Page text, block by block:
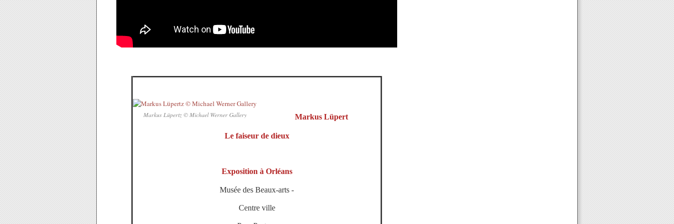
Markus Lüpertz © Michael Werner Gallery Markus Lüpert
Le faiseur de dieux
Exposition à Orléans
Musée des Beaux-arts -
Centre ville